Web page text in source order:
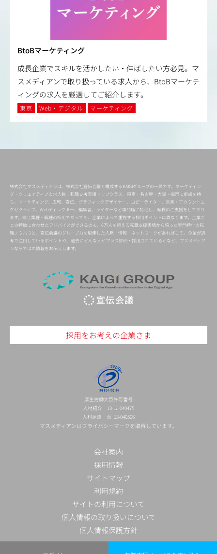
BtoBマーケティング
成長企業でスキルを活かしたい・伸ばしたい方必見。マ
スメディアンで取り扱っている求人から、BtoBマーケテ
ィングの求人を厳選してご紹介します。
東京 Web・デジタル マーケティング
株式会社マスメディアンは、株式会社宣伝会議と構成するKAIGIグループの一員です。マーケティン
グ・クリエイティブの求人数・転職支援実績トップクラス。東京・名古屋・大阪・福岡に拠点を持
ち、マーケティング、広報、宣伝、グラフィックデザイナー、コピーライター、営業・アカウントエ
グゼクティブ、Webディレクター、編集者、ライターなど専門職に特化し、転職のご支援をしており
ます。同じ業種・職種の採用であっても、企業によって重視する採用ポイントは異なります。企業ご
との特徴に合わせたアドバイスができるのも、6万人を超える転職支援実績から培った専門特化の転
職ノウハウと、宣伝会議のグループ力を駆使した人脈・情報・ネットワークがあればこそ。企業が選
考で注目しているポイントや、過去にどんな人がプラス評価・採用されているかなど、マスメディア
ンならではの情報をお伝えします。
採用をお考えの企業さま
厚生労働大臣許可番号
人材紹介 13-ユ-040475
人材派遣 派 13-040596
マスメディアンはプライバシーマークを取得しています。
会社案内
採用情報
サイトマップ
利用規約
サイトの利用について
個人情報の取り扱いについて
個人情報保護方針
マーケティング・クリエイティブの求人・転職エージェントならマスメディアン